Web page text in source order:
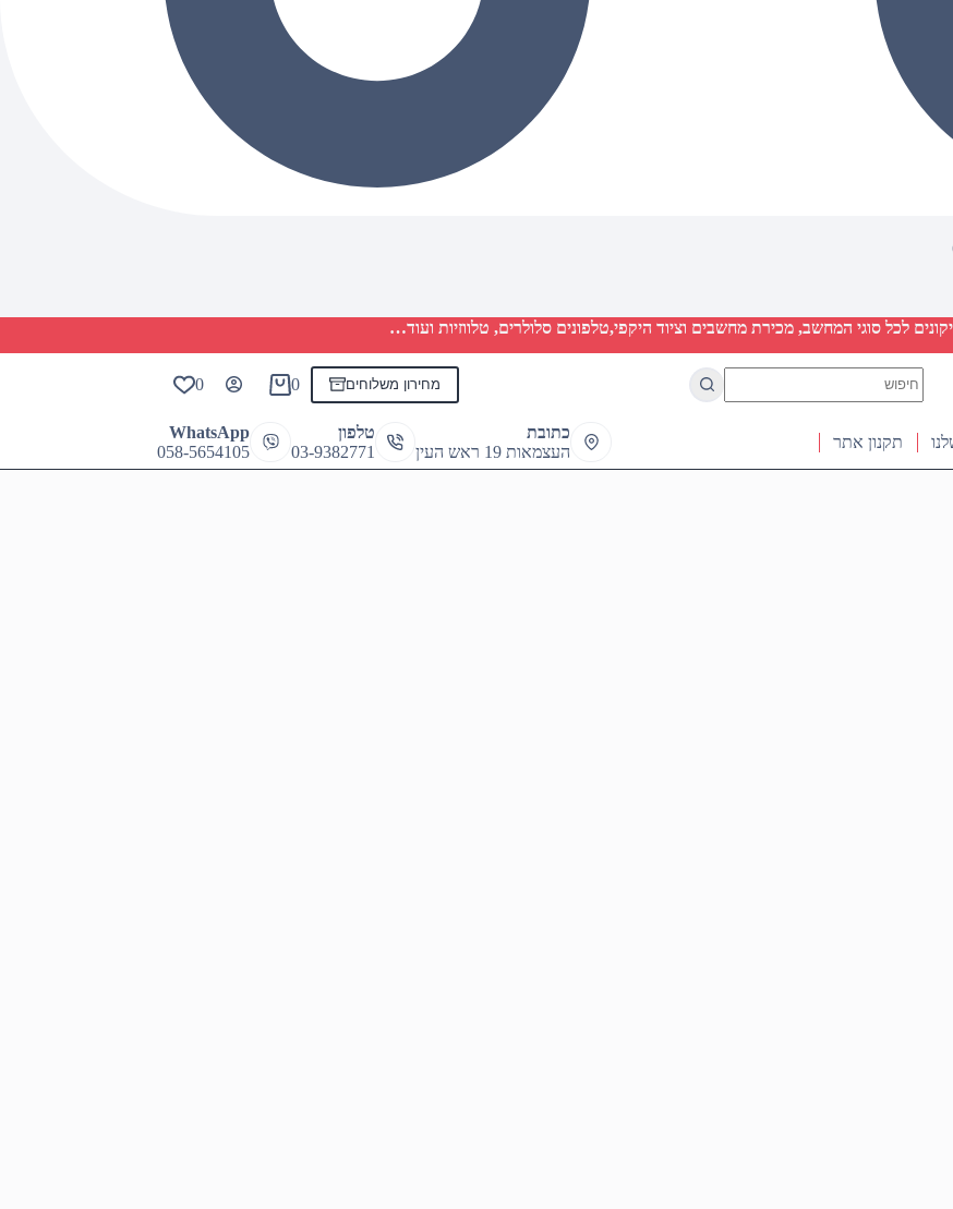
לכל סוגי המחשב, מכירת מחשבים וציוד היקפי,טלפונים סלולרים, טלווזיות ועוד…
results
מחירון משלוחים
Shopping
0
0
תקנון אתר
כתובת
העצמאות 19 ראש העין
טלפון
03-9382771
WhatsApp
058-5654105